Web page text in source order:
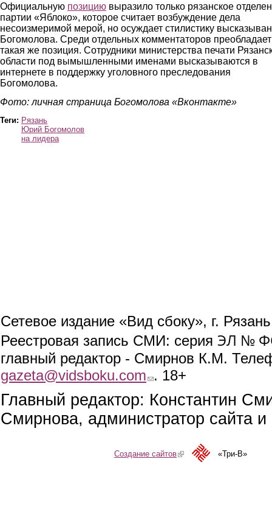
Официальную позицию выразило только рязанское
партии «Яблоко», которое считает возбуждение дела
несоизмеримой мерой, но осуждает стилистику
Богомолова. Среди отдельных комментаторов преобладает
такая же позиция. Сотрудники министерства печати
области под вымышленными именами высказываются в
интернете в поддержку уголовного преследования
Богомолова.
Фото: личная страница Богомолова «Вконтакте»
Теги: Рязань
Юрий Богомолов
на лидера
Сетевое издание «Вид сбоку», г.
Реестровая запись СМИ: серия ЭЛ №
главный редактор - Смирнов К.М.
gazeta@vidsboku.com (link sends e-mail)
. 18+
Главный редактор: Константин
Смирнова, администратор сайта
Создание сайтов(link is external)«Три-В»